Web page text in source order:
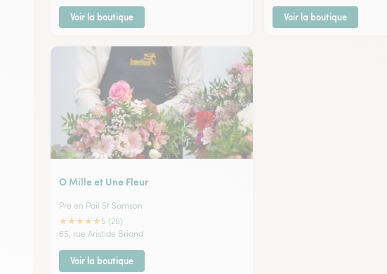
Voir la boutique Voir la boutique
O Mille et Une Fleur
Pre en Pail St Samson
★★★★★ 5 (26)
65, rue Aristide Briand
Voir la boutique